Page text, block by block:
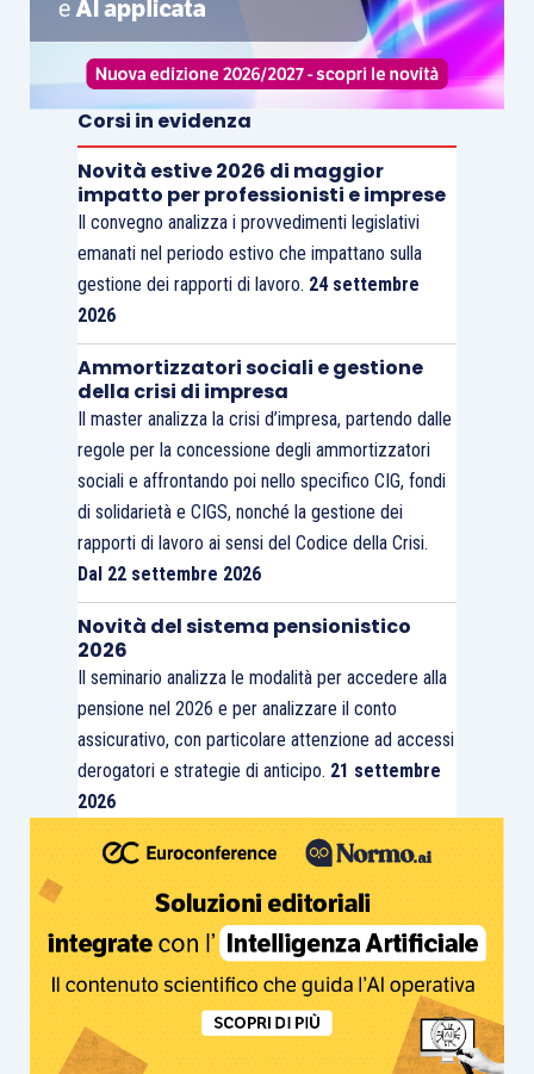
Corsi in evidenza
Novità estive 2026 di maggior
impatto per professionisti e imprese
Il convegno analizza i provvedimenti legislativi
emanati nel periodo estivo che impattano sulla
gestione dei rapporti di lavoro. 24 settembre
2026
Ammortizzatori sociali e gestione
della crisi di impresa
Il master analizza la crisi d’impresa, partendo dalle
regole per la concessione degli ammortizzatori
sociali e affrontando poi nello specifico CIG, fondi
di solidarietà e CIGS, nonché la gestione dei
rapporti di lavoro ai sensi del Codice della Crisi.
Dal 22 settembre 2026
Novità del sistema pensionistico
2026
Il seminario analizza le modalità per accedere alla
pensione nel 2026 e per analizzare il conto
assicurativo, con particolare attenzione ad accessi
derogatori e strategie di anticipo. 21 settembre
2026